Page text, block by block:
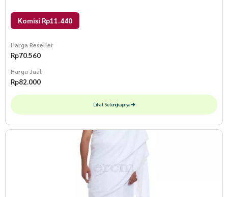
Komisi Rp11.440
Harga Reseller
Rp70.560
Harga Jual
Rp82.000
Lihat Selengkapnya